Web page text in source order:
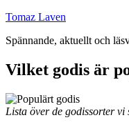
Hoppa
innehåll
Tomaz Laven
Spännande, aktuellt och
Vilket godis är
Lista över de godissorter vi